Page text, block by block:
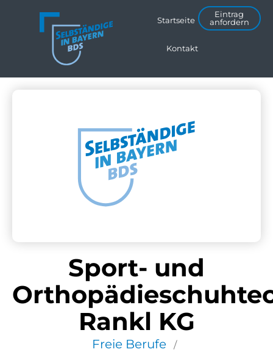
Startseite
Kontakt
Eintrag
anfordern
Sport- und
Rankl KG
Freie Berufe /